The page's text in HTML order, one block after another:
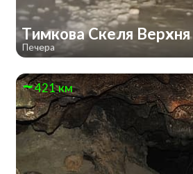
Тимкова Скеля Верхня
Печера
421 км